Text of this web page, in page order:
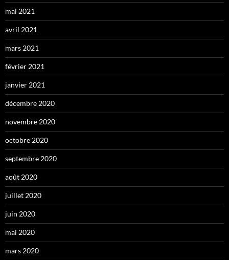
mai 2021
avril 2021
mars 2021
février 2021
janvier 2021
décembre 2020
novembre 2020
octobre 2020
septembre 2020
août 2020
juillet 2020
juin 2020
mai 2020
mars 2020